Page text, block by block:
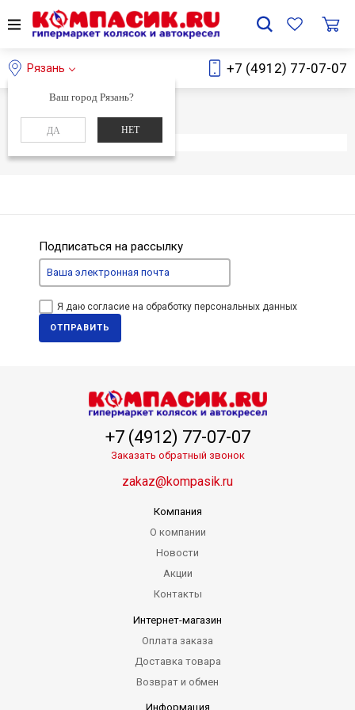
Рязань
Ваш город Рязань?
ДА НЕТ
+7 (4912) 77-07-07
Главная Каталог
Элемент не найден
Подписаться на рассылку
Я даю согласие на обработку персональных данных
ОТПРАВИТЬ
+7 (4912) 77-07-07
Заказать обратный звонок
zakaz@kompasik.ru
Компания
О компании
Новости
Акции
Контакты
Интернет-магазин
Оплата заказа
Доставка товара
Возврат и обмен
Информация